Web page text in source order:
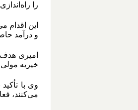
را
این اقدام
و درآمد
امیری
خیریه
وی با
می‌کنند،